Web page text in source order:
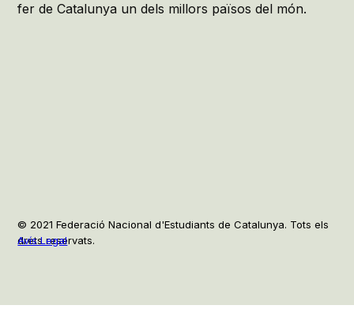
fer de Catalunya un dels millors països del món.
© 2021 Federació Nacional d'Estudiants de Catalunya. Tots els
drets reservats.
Avís Legal